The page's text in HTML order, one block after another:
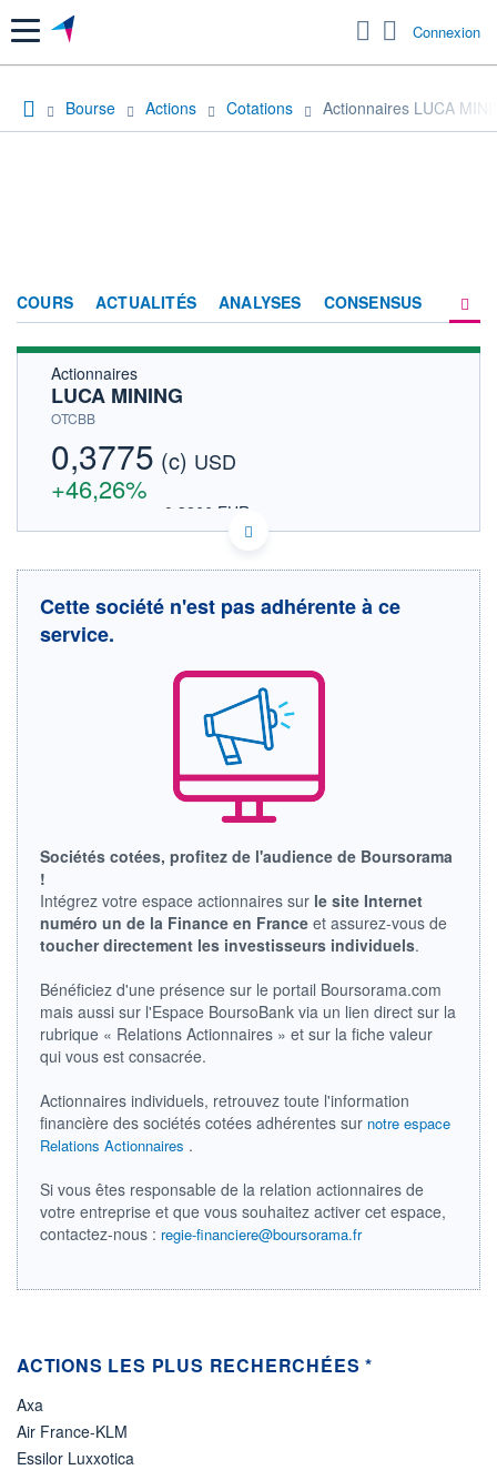
Menu Connexion
Bourse Actions Cotations Actionnaires LUCA
COURS ACTUALITÉS ANALYSES CONSENSUS
Actionnaires
LUCA MINING
OTCBB
0,3775 (c) USD
+46,26%
0,3266 EUR
DONNÉES TEMPS DIFFÉRÉ
Cotation sur les autres places
0,2581
+ BAS
0,0000
CAPITAL ÉCHANGÉ
0,00%
CAPI.
BOURSIÈRE
262 MCAD
LIMITE À LA LIMITE À LA
RENDEMENT
ESTIMÉ 2026
-
PER ESTIMÉ
2026
4,64
DERNIER
ÉCHANGE
05.04.23 / 21:59:28
ÉLIGIBILITÉ
Boursobank
Cette société n'est pas adhérente à ce
service.
Sociétés cotées, profitez de l'audience de Boursorama
!
Intégrez votre espace actionnaires sur le site Internet
numéro un de la Finance en France et assurez-vous de
toucher directement les investisseurs individuels.
Bénéficiez d'une présence sur le portail Boursorama.com
mais aussi sur l'Espace BoursoBank via un lien direct sur la
rubrique « Relations Actionnaires » et sur la fiche valeur
qui vous est consacrée.
Actionnaires individuels, retrouvez toute l'information
financière des sociétés cotées adhérentes sur notre espace
Relations Actionnaires .
Si vous êtes responsable de la relation actionnaires de
votre entreprise et que vous souhaitez activer cet espace,
contactez-nous : regie-financiere@boursorama.fr
ACTIONS LES PLUS RECHERCHÉES *
Axa
Air France-KLM
Essilor Luxxotica